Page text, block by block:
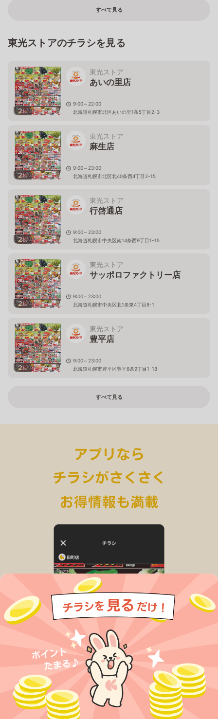
すべて見る
東光ストアのチラシを見る
2枚
東光ストア
あいの里店
9:00～22:00
北海道札幌市北区あいの里1条5丁目2-3
2枚
東光ストア
麻生店
9:00～23:00
北海道札幌市北区北40条西4丁目2-15
2枚
東光ストア
行啓通店
9:00～23:00
北海道札幌市中央区南14条西9丁目1-15
2枚
東光ストア
サッポロファクトリー店
9:00～23:00
北海道札幌市中央区北1条東4丁目8-1
2枚
東光ストア
豊平店
9:00～23:00
北海道札幌市豊平区豊平6条9丁目1-18
すべて見る